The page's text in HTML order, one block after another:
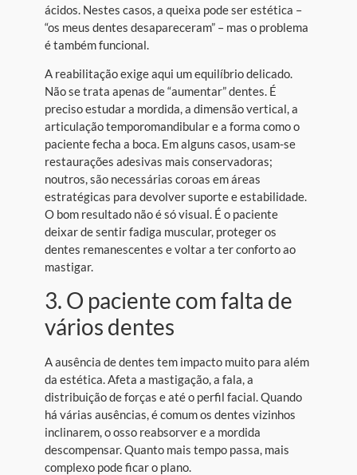
ácidos. Nestes casos, a queixa pode ser estética –
“os meus dentes desapareceram” – mas o problema
é também funcional.
A reabilitação exige aqui um equilíbrio delicado.
Não se trata apenas de “aumentar” dentes. É
preciso estudar a mordida, a dimensão vertical, a
articulação temporomandibular e a forma como o
paciente fecha a boca. Em alguns casos, usam-se
restaurações adesivas mais conservadoras;
noutros, são necessárias coroas em áreas
estratégicas para devolver suporte e estabilidade.
O bom resultado não é só visual. É o paciente
deixar de sentir fadiga muscular, proteger os
dentes remanescentes e voltar a ter conforto ao
mastigar.
3. O paciente com falta de
vários dentes
A ausência de dentes tem impacto muito para além
da estética. Afeta a mastigação, a fala, a
distribuição de forças e até o perfil facial. Quando
há várias ausências, é comum os dentes vizinhos
inclinarem, o osso reabsorver e a mordida
descompensar. Quanto mais tempo passa, mais
complexo pode ficar o plano.